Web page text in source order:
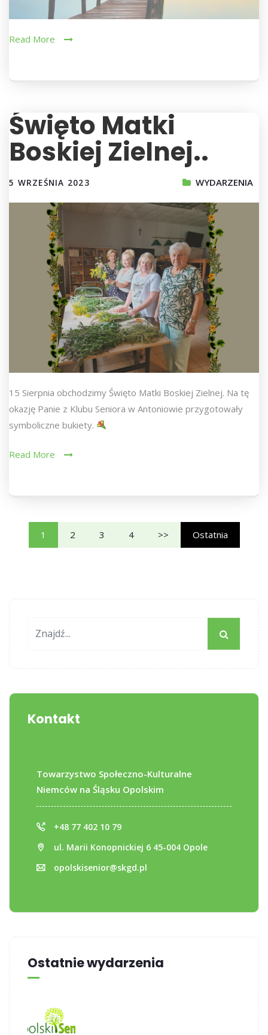
Read More
Święto Matki
Boskiej Zielnej..
5 WRZEŚNIA 2023 WYDARZENIA
15 Sierpnia obchodzimy Święto Matki Boskiej Zielnej. Na tę
okazję Panie z Klubu Seniora w Antoniowie przygotowały
symboliczne bukiety.
Read More
1 2 3 4 >> Ostatnia
Kontakt
Towarzystwo Społeczno-Kulturalne
Niemców na Śląsku Opolskim
+48 77 402 10 79
ul. Marii Konopnickiej 6 45-004 Opole
opolskisenior@skgd.pl
Ostatnie wydarzenia